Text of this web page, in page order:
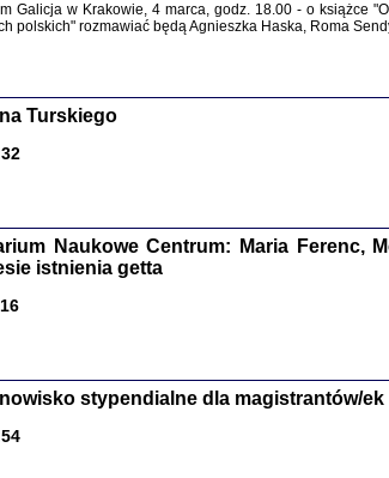
Warszawie
oprac. i
Galicja w Krakowie, 4 marca, godz. 18.00 - o książce
polskich" rozmawiać będą Agnieszka Haska, Roma
Turskiego
Naukowe Centrum: Maria Ferenc,
istnienia getta
stypendialne dla magistrantów/ek